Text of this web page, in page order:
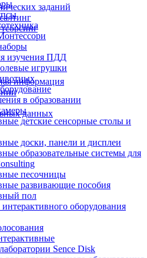
заданий
информация
данных
изучения ПДД
игрушки
в образовании
детские сенсорные столы и
доски, панели и дисплеи
образовательные системы для
песочницы
развивающие пособия
пол
оборудования
Sence Disk